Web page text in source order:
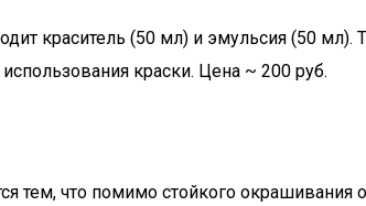
краситель (50 мл) и эмульсия (50
краски. Цена ~ 200 руб.
тем, что помимо стойкого